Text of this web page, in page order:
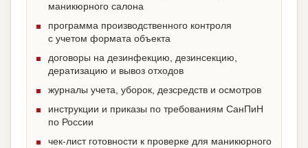
маникюрного салона
программа производственного контроля
с учетом формата объекта
договоры на дезинфекцию, дезинсекцию,
дератизацию и вывоз отходов
журналы учета, уборок, дезсредств и осмотров
инструкции и приказы по требованиям СанПиН
по России
чек-лист готовности к проверке для маникюрного